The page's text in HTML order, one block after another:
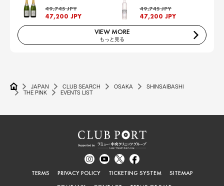
49,745 JPY
47,200 JPY
49,745 JPY
47,200 JPY
VIEW MORE
もっと見る
JAPAN CLUB SEARCH OSAKA
SHINSAIBASHI
THE PINK
EVENTS LIST
TERMS PRIVACY POLICY TICKETING SYSTEM
SITEMAP